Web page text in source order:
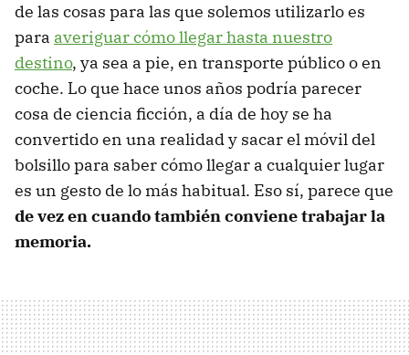
de las cosas para las que solemos utilizarlo es
para averiguar cómo llegar hasta nuestro
destino, ya sea a pie, en transporte público o en
coche. Lo que hace unos años podría parecer
cosa de ciencia ficción, a día de hoy se ha
convertido en una realidad y sacar el móvil del
bolsillo para saber cómo llegar a cualquier lugar
es un gesto de lo más habitual. Eso sí, parece que
de vez en cuando también conviene trabajar la
memoria.